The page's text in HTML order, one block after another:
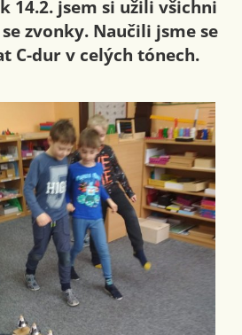
14.2. jsem si užili všichni
zvonky. Naučili jsme se
C-dur v celých tónech.